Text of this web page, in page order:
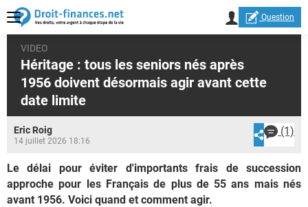
Question
VIDEO
Héritage : tous les seniors nés après
1956 doivent désormais agir avant cette
date limite
Eric Roig
14 juillet 2026 18:16
(1)
Le délai pour éviter d'importants frais de succession
approche pour les Français de plus de 55 ans mais nés
avant 1956. Voici quand et comment agir.